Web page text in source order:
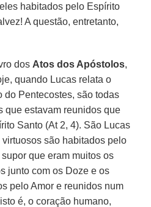
habitados pelo Espírito
A questão, entretanto,
dos Atos dos Apóstolos,
quando Lucas relata o
do Pentecostes, são todas
que estavam reunidos que
Santo (At 2, 4). São Lucas
são habitados pelo
que eram muitos os
junto com os Doze e os
pelo Amor e reunidos num
é, o coração humano,